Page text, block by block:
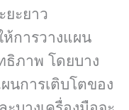
ยะยาว
การวางแผน
ธิภาพ โดยบาง
นการเติบโตของ